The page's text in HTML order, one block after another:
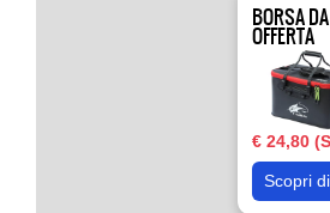
BORSA
OFFERTA
€ 24,80
Scopri